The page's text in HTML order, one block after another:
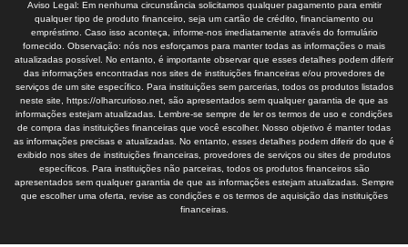
Aviso Legal: Em nenhuma circunstância solicitamos qualquer pagamento para emitir
qualquer tipo de produto financeiro, seja um cartão de crédito, financiamento ou
empréstimo. Caso isso aconteça, informe-nos imediatamente através do formulário
fornecido. Observação: nós nos esforçamos para manter todas as informações o mais
atualizadas possível. No entanto, é importante observar que esses detalhes podem diferir
das informações encontradas nos sites de instituições financeiras e/ou provedores de
serviços de um site específico. Para instituições sem parcerias, todos os produtos listados
neste site, https://olharcurioso.net, são apresentados sem qualquer garantia de que as
informações estejam atualizadas. Lembre-se sempre de ler os termos de uso e condições
de compra das instituições financeiras que você escolher. Nosso objetivo é manter todas
as informações precisas e atualizadas. No entanto, esses detalhes podem diferir do que é
exibido nos sites de instituições financeiras, provedores de serviços ou sites de produtos
específicos. Para instituições não parceiras, todos os produtos financeiros são
apresentados sem qualquer garantia de que as informações estejam atualizadas. Sempre
que escolher uma oferta, revise as condições e os termos de aquisição das instituições
financeiras.